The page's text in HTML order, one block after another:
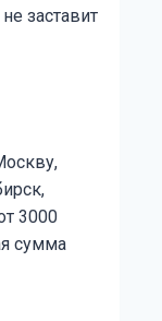
заставит
3000
сумма